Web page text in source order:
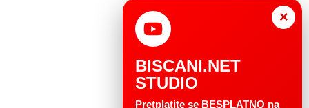
×
BISCANI.NET
STUDIO
Pretplatite se BESPLATNO na